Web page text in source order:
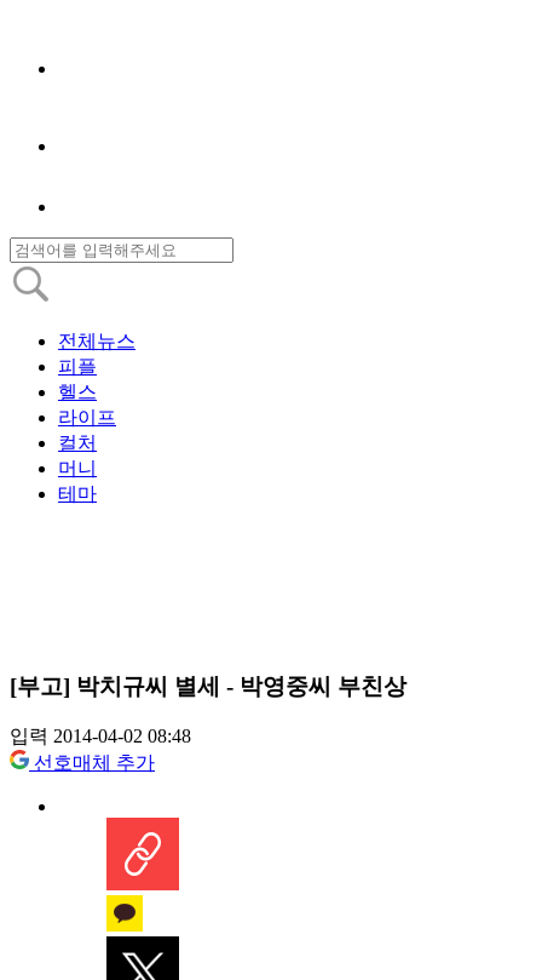
전체뉴스
피플
헬스
라이프
컬처
머니
테마
[부고] 박치규씨 별세 - 박영중씨 부친상
입력 2014-04-02 08:48
선호매체 추가